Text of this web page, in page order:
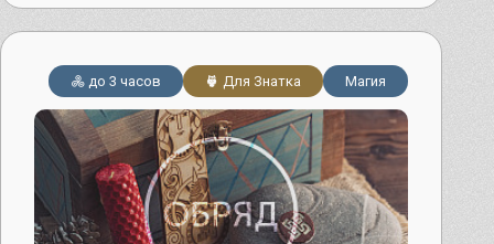
до 3 часов Для Знатка Магия